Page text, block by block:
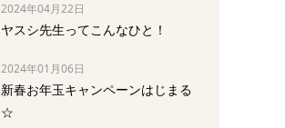
2024年04月22日
ヤスシ先生ってこんなひと！
2024年01月06日
新春お年玉キャンペーンはじまる
☆